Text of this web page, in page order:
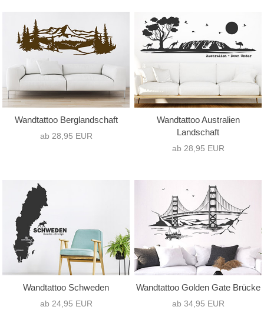
Wandtattoo Berglandschaft
ab 28,95 EUR
Wandtattoo Australien
Landschaft
ab 28,95 EUR
Wandtattoo Schweden
ab 24,95 EUR
Wandtattoo Golden Gate Brücke
ab 34,95 EUR